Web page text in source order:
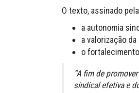
O texto, assinado
a autonomia
a valorização
o
“A fim de
sindical efetiva e